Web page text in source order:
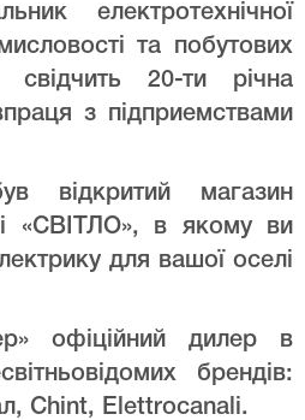
електротехнічної
та побутових
20-ти річна
з підприемствами
відкритий магазин
«СВІТЛО», в якому ви
для вашої оселі
офіційний дилер в
брендів:
Chint, Elettrocanali.